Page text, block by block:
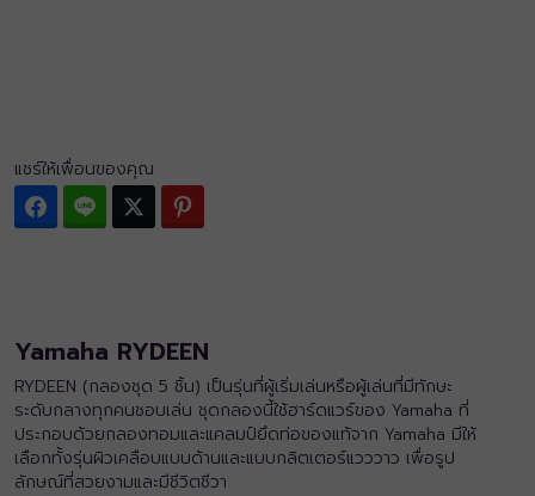
แชร์ให้เพื่อนของคุณ
Facebook
Line Twitter
Yamaha RYDEEN
RYDEEN (กลองชุด 5 ชิ้น) เป็นรุ่นที่ผู้เริ่มเล่นหรือผู้เล่นที่มีทักษะ
ระดับกลางทุกคนชอบเล่น ชุดกลองนี้ใช้ฮาร์ดแวร์ของ Yamaha ที่
ประกอบด้วยกลองทอมและแคลมป์ยึดท่อของแท้จาก Yamaha มีให้
เลือกทั้งรุ่นผิวเคลือบแบบด้านและแบบกลิตเตอร์แวววาว เพื่อรูป
ลักษณ์ที่สวยงามและมีชีวิตชีวา